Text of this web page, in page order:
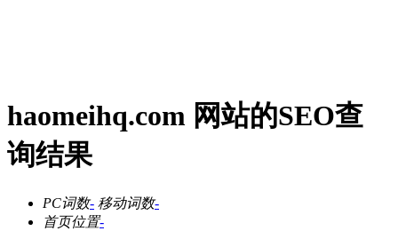
haomeihq.com 网站的SEO查
询结果
PC词数- 移动词数-
首页位置-